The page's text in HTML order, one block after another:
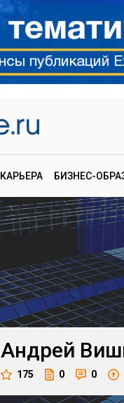
КАРЬЕРА БИЗНЕС-
Андрей
175 0 0